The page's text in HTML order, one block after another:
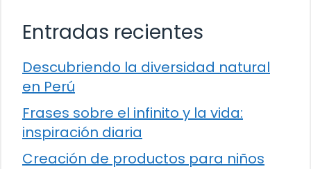
Entradas recientes
Descubriendo la diversidad natural
en Perú
Frases sobre el infinito y la vida:
inspiración diaria
Creación de productos para niños